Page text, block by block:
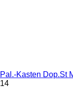
Pal.-Kasten Dop.St
14